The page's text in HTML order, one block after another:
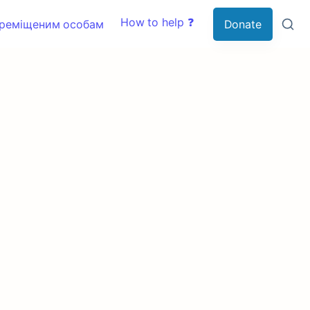
особам How to help ❓ Donate